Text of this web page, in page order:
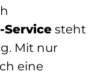
Service steht
Mit nur
eine